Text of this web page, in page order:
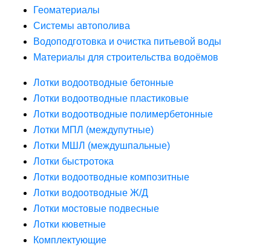
Геоматериалы
Системы автополива
Водоподготовка и очистка питьевой воды
Материалы для строительства водоёмов
Лотки водоотводные бетонные
Лотки водоотводные пластиковые
Лотки водоотводные полимербетонные
Лотки МПЛ (междупутные)
Лотки МШЛ (междушпальные)
Лотки быстротока
Лотки водоотводные композитные
Лотки водоотводные Ж/Д
Лотки мостовые подвесные
Лотки кюветные
Комплектующие